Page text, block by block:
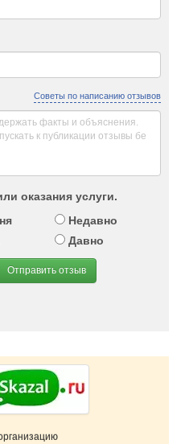
Советы по написанию отзывов
оказания услуги.
Недавно
Давно
Отправить отзыв